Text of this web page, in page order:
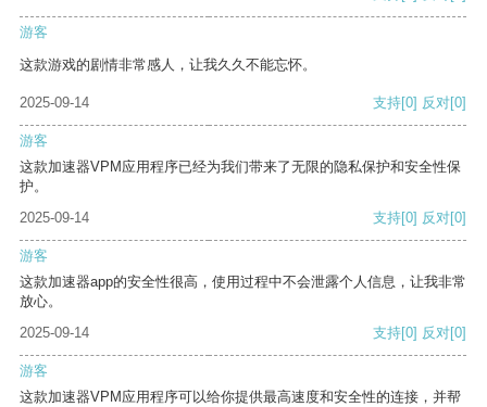
游客
这款游戏的剧情非常感人，让我久久不能忘怀。
2025-09-14 支持[0] 反对[0]
游客
这款加速器VPM应用程序已经为我们带来了无限的隐私保护和安全性保
护。
2025-09-14
支持[0] 反对[0]
游客
这款加速器app的安全性很高，使用过程中不会泄露个人信息，让我非常
放心。
2025-09-14
支持[0] 反对[0]
游客
这款加速器VPM应用程序可以给你提供最高速度和安全性的连接，并帮